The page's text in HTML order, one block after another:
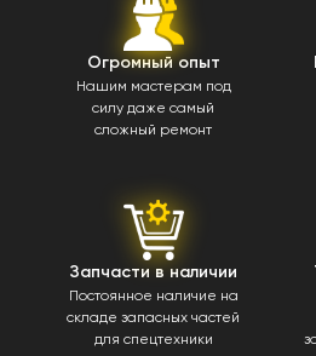
Огромный опыт
Нашим мастерам под
силу даже самый
сложный ремонт
Запчасти в наличии
Постоянное наличие на
складе запасных частей
для спецтехники